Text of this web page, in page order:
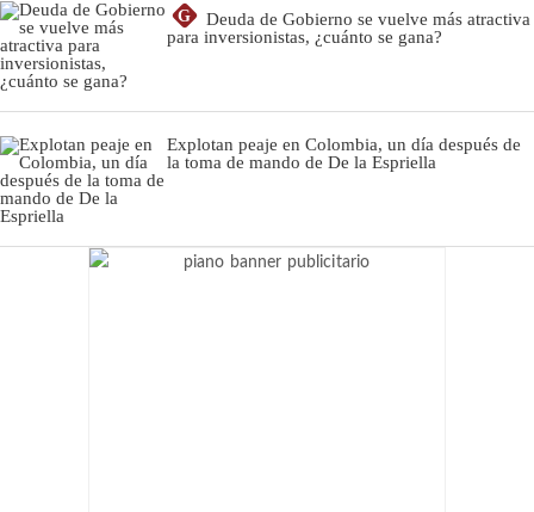
G
Deuda de Gobierno se vuelve más atractiva
para inversionistas, ¿cuánto se gana?
Explotan peaje en Colombia, un día después de
la toma de mando de De la Espriella